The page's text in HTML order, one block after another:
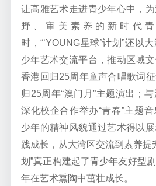
让高雅艺术走进青少年心中，
野、审美素养的新时代
时，“‘YOUNG星球’计划”还 以
少年艺术交流平台，推动区域文
香港回归25周年童声合唱歌词
归 25周年“澳门月”主题演出；
深化校企合作举办“青春”主题音
少年的精神风貌通过艺术得以
践成长，从大湾区交流到素养提
划”真正构建起了青少年友好型剧
年在艺术熏陶中茁壮成长。